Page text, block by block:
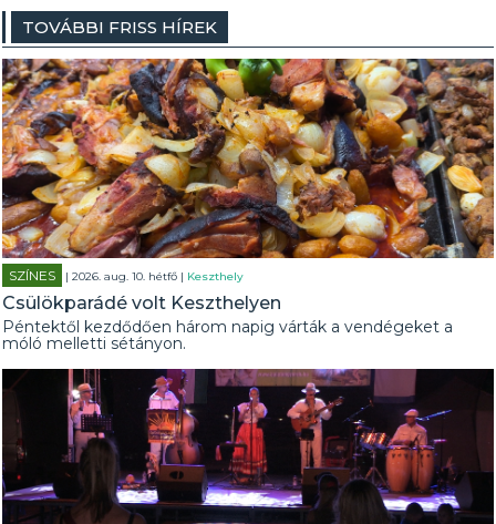
TOVÁBBI FRISS HÍREK
SZÍNES | 2026. aug. 10. hétfő | Keszthely
Csülökparádé volt Keszthelyen
Péntektől kezdődően három napig várták a vendégeket a
móló melletti sétányon.